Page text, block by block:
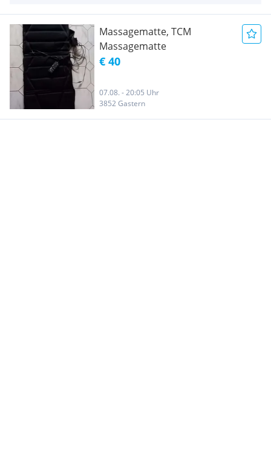
Massagematte, TCM
Massagematte
€ 40
07.08. - 20:05 Uhr
3852 Gastern